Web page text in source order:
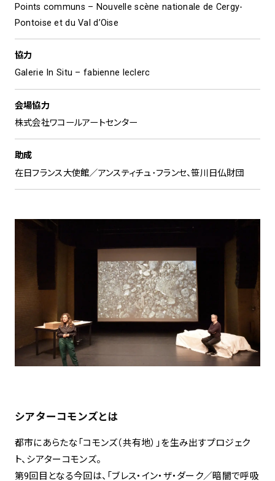
Points communs – Nouvelle scène nationale de Cergy-
Pontoise et du Val d’Oise
協力
Galerie In Situ – fabienne leclerc
会場協力
株式会社ワコールアートセンター
助成
在日フランス大使館／アンスティチュ･フランセ、笹川日仏財団
シアターコモンズとは
都市にあらたな「コモンズ（共有地）」を生み出すプロジェク
ト、シアターコモンズ。
第9回目となる今回は、「ブレス・イン・ザ・ダーク／暗闇で呼吸